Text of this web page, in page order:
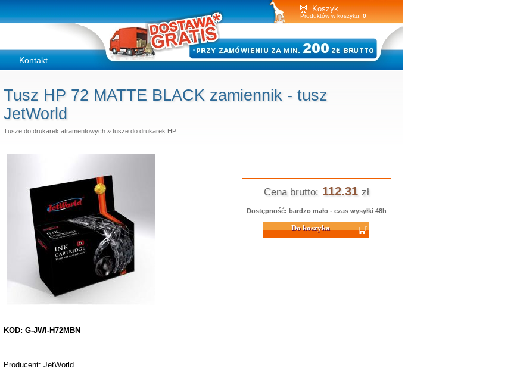
Koszyk
Produktów w koszyku: 0
Kontakt
Tusz HP 72 MATTE BLACK zamiennik - tusz
JetWorld
Tusze do drukarek atramentowych » tusze do drukarek HP
Cena brutto: 112.31 zł
Dostępność: bardzo mało - czas wysyłki 48h
Do koszyka
KOD: G-JWI-H72MBN
Producent: JetWorld